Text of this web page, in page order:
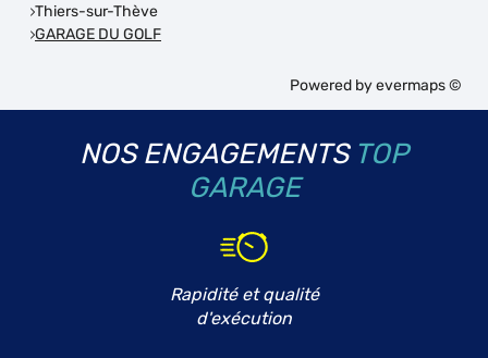
Thiers-sur-Thève
GARAGE DU GOLF
Powered byevermaps ©
NOS ENGAGEMENTS TOP
GARAGE
Rapidité et qualité
d'exécution